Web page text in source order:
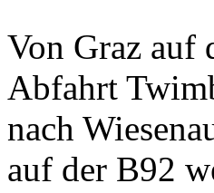
Von Graz auf
Abfahrt
nach
auf der B92